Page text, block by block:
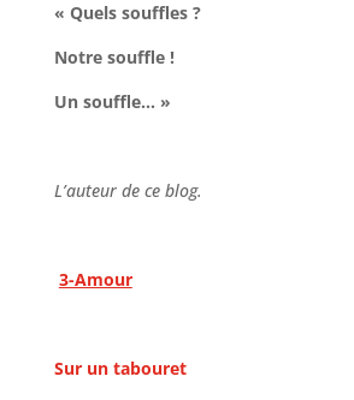
« Quels souffles ?
Notre souffle !
Un souffle… »
L’auteur de ce blog.
3-Amour
Sur un tabouret